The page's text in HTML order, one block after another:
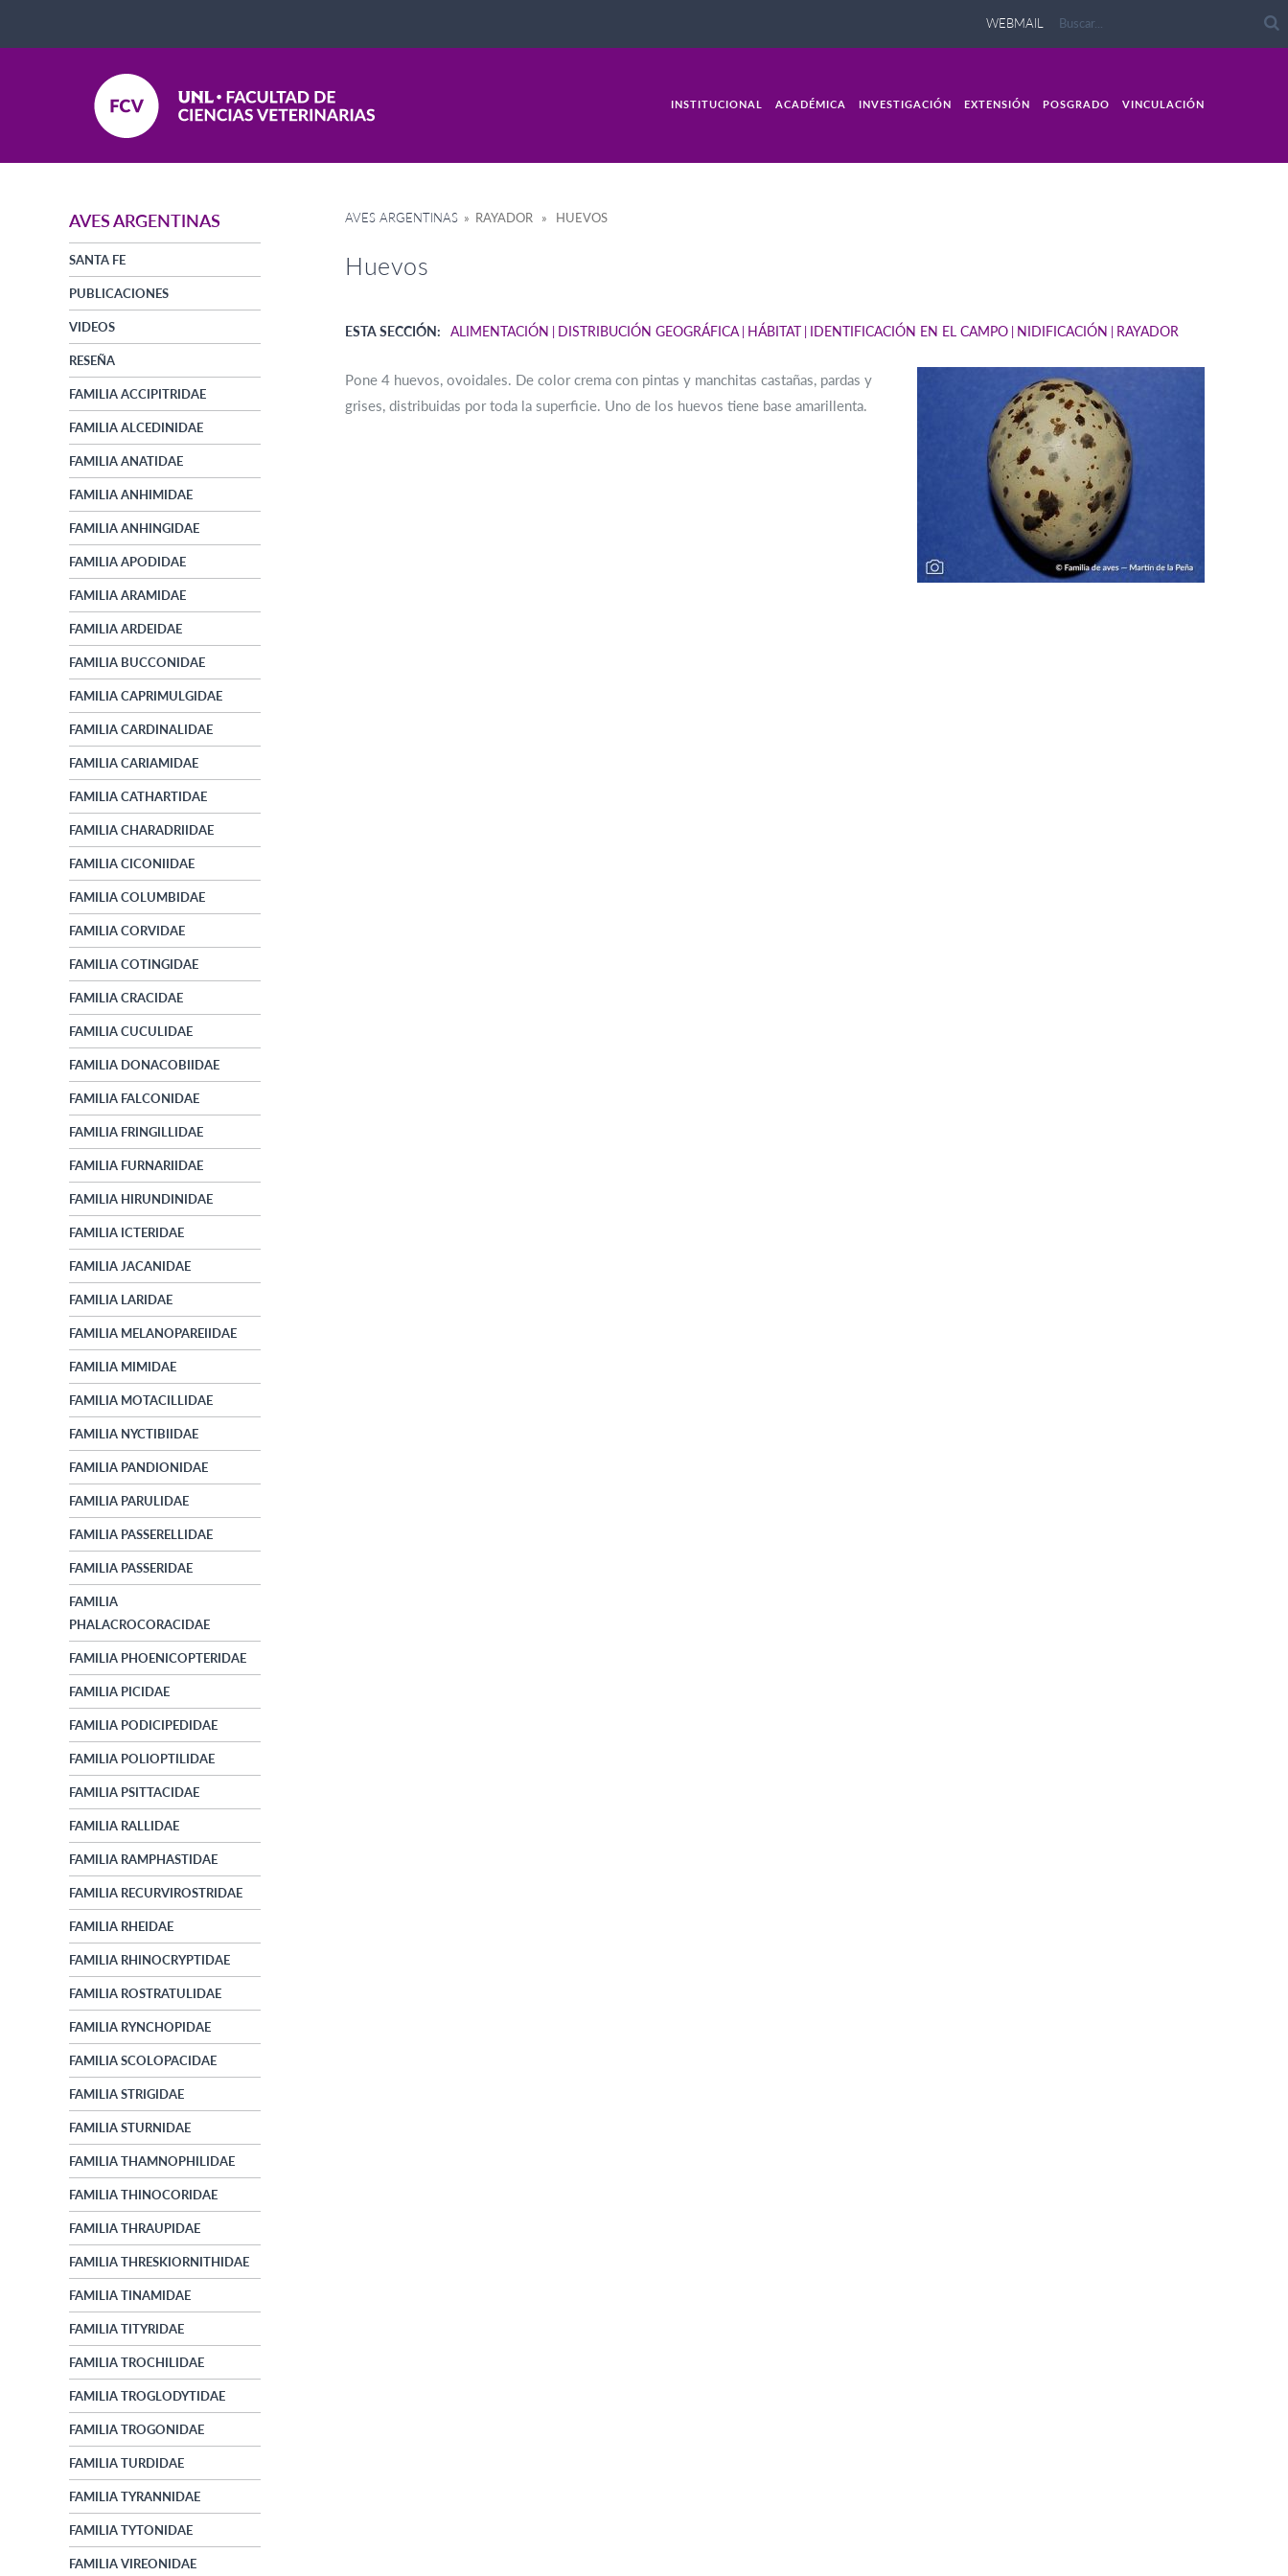
WEBMAIL
INSTITUCIONAL ACADÉMICA INVESTIGACIÓN EXTENSIÓN POSGRADO VINCULACIÓN
AVES ARGENTINAS
SANTA FE
PUBLICACIONES
VIDEOS
RESEÑA
FAMILIA ACCIPITRIDAE
FAMILIA ALCEDINIDAE
FAMILIA ANATIDAE
FAMILIA ANHIMIDAE
FAMILIA ANHINGIDAE
FAMILIA APODIDAE
FAMILIA ARAMIDAE
FAMILIA ARDEIDAE
FAMILIA BUCCONIDAE
FAMILIA CAPRIMULGIDAE
FAMILIA CARDINALIDAE
FAMILIA CARIAMIDAE
FAMILIA CATHARTIDAE
FAMILIA CHARADRIIDAE
FAMILIA CICONIIDAE
FAMILIA COLUMBIDAE
FAMILIA CORVIDAE
FAMILIA COTINGIDAE
FAMILIA CRACIDAE
FAMILIA CUCULIDAE
FAMILIA DONACOBIIDAE
FAMILIA FALCONIDAE
FAMILIA FRINGILLIDAE
FAMILIA FURNARIIDAE
FAMILIA HIRUNDINIDAE
FAMILIA ICTERIDAE
FAMILIA JACANIDAE
FAMILIA LARIDAE
FAMILIA MELANOPAREIIDAE
FAMILIA MIMIDAE
FAMILIA MOTACILLIDAE
FAMILIA NYCTIBIIDAE
FAMILIA PANDIONIDAE
FAMILIA PARULIDAE
FAMILIA PASSERELLIDAE
FAMILIA PASSERIDAE
FAMILIA
PHALACROCORACIDAE
FAMILIA PHOENICOPTERIDAE
FAMILIA PICIDAE
FAMILIA PODICIPEDIDAE
FAMILIA POLIOPTILIDAE
FAMILIA PSITTACIDAE
FAMILIA RALLIDAE
FAMILIA RAMPHASTIDAE
FAMILIA RECURVIROSTRIDAE
FAMILIA RHEIDAE
FAMILIA RHINOCRYPTIDAE
FAMILIA ROSTRATULIDAE
FAMILIA RYNCHOPIDAE
FAMILIA SCOLOPACIDAE
FAMILIA STRIGIDAE
FAMILIA STURNIDAE
FAMILIA THAMNOPHILIDAE
FAMILIA THINOCORIDAE
FAMILIA THRAUPIDAE
FAMILIA THRESKIORNITHIDAE
FAMILIA TINAMIDAE
FAMILIA TITYRIDAE
FAMILIA TROCHILIDAE
FAMILIA TROGLODYTIDAE
FAMILIA TROGONIDAE
FAMILIA TURDIDAE
FAMILIA TYRANNIDAE
FAMILIA TYTONIDAE
FAMILIA VIREONIDAE
AVES ARGENTINAS » RAYADOR » HUEVOS
Huevos
ESTA SECCIÓN: ALIMENTACIÓN DISTRIBUCIÓN GEOGRÁFICA HÁBITAT IDENTIFICACIÓN EN EL CAMPO NIDIFICACIÓN RAYADOR
Pone 4 huevos, ovoidales. De color crema con pintas y manchitas castañas, pardas y
grises, distribuidas por toda la superficie. Uno de los huevos tiene base amarillenta.